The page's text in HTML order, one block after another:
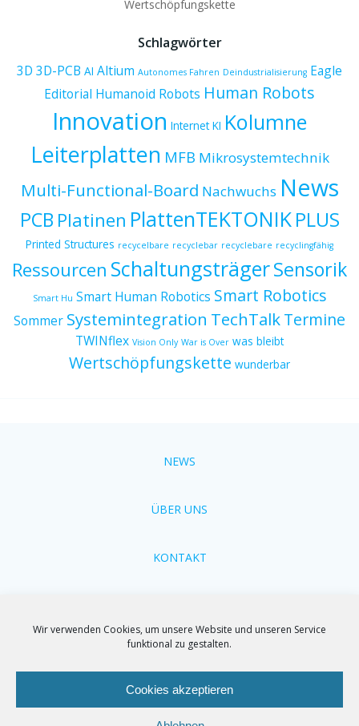
Wir verwenden Cookies, um unsere Website und unseren Service
funktional zu gestalten.
Cookies akzeptieren
Wertschöpfungskette
Schlagwörter
3D 3D-PCB AI Altium Autonomes Fahren Deindustrialisierung Eagle
Editorial Humanoid Robots Human Robots
Innovation Internet KI Kolumne
Leiterplatten MFB Mikrosystemtechnik
Multi-Functional-Board Nachwuchs News
PCB Platinen PlattenTEKTONIK PLUS
Printed Structures recycelbare recyclebar recyclebare recyclingfähig
Ressourcen SchaltungsträgerSensorik
Smart Hu Smart Human Robotics Smart Robotics
Sommer Systemintegration TechTalkTermine
TWINflex Vision Only War is Over was bleibt
Wertschöpfungskette wunderbar
NEWS
ÜBER UNS
KONTAKT
Impressum